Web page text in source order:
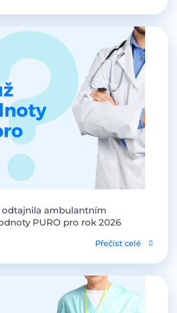
odtajnila ambulantním
PURO pro rok 2026
Přečíst celé